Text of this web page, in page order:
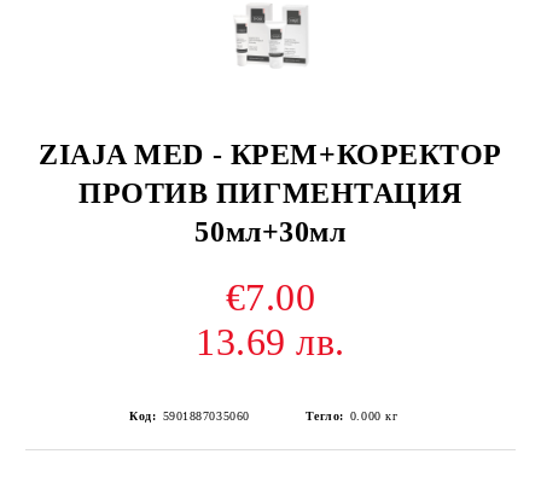
ZIAJA MED - КРЕМ+КОРЕКТОР
ПРОТИВ ПИГМЕНТАЦИЯ
50мл+30мл
€7.00
13.69 лв.
Код: 5901887035060 Тегло: 0.000 кг